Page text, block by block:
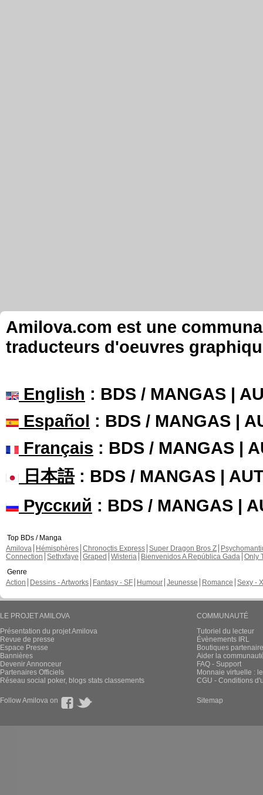
Amilova.com est une
traducteurs d'oeuvres
English : BDS / MANGAS |
Español : BDS / MANGAS |
Français : BDS / MANGAS |
日本語: BDS / MANGAS |
Русский : BDS / MANGAS |
Top BDs / Manga
Amilova
Hémisphères Chronoctis Express Super Dragon Bros Z
Connection Sethxfaye Graped Wisteria Bienvenidos A República Gada Only
Genre
Action
Dessins - Artworks Fantasy - SF Humour Jeunesse Romance Sexy -
LE PROJET AMILOVA
Présentation du projet Amilova
Revue de presse
Espace Presse
Bannières
Devenir Annonceur
Partenaires Officiels
Réseau social poker, blogs stats classements
COMMUNAUTÉ
Tutoriel du lecteur
Évènements IRL
Boutiques
Aider la
FAQ - Support
Monnaie virtuelle :
CGU - Conditions
Follow Amilova on Sitemap